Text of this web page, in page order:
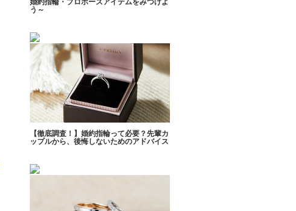
婚約指輪・プロポーズアイテムをみつけよ
う～
【徹底調査！】婚約指輪って必要？先輩カ
ップルから、後悔しないためのアドバイス